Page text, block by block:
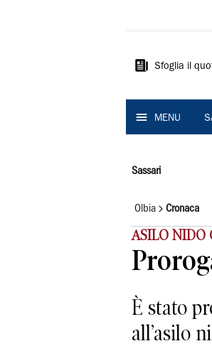
Sfoglia il
MENU
Sassari
Olbia Cronaca
ASILO NIDO
È stato
all’asilo